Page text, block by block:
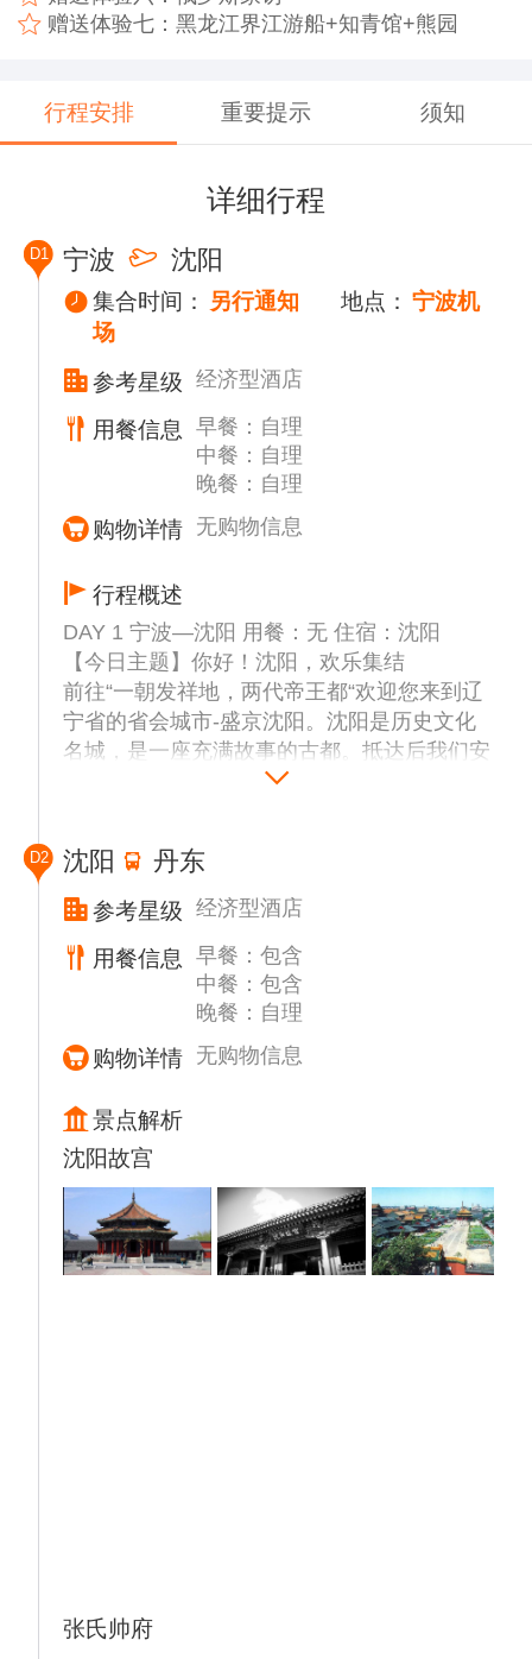
赠送体验七：黑龙江界江游船+知青馆+熊园
行程安排 重要提示 须知
详细行程
D1 宁波 沈阳
集合时间： 另行通知 地点： 宁波机
场
参考星级
经济型酒店
用餐信息
早餐：自理
中餐：自理
晚餐：自理
购物详情 无购物信息
行程概述
DAY 1 宁波—沈阳 用餐：无 住宿：沈阳
【今日主题】你好！沈阳，欢乐集结
前往“一朝发祥地，两代帝王都“欢迎您来到辽
宁省的省会城市-盛京沈阳。沈阳是历史文化
名城，是一座充满故事的古都。抵达后我们安
排专职司机车辆接您入住酒店。
酒店通常入住时间为集合日当天下午14:00。
如果你到的较早，酒店还没准备好房间的话，
您可以把行李寄存在前台，先去周边逛逛~
【旅游小提示】
①我们为您安排接机服务，我们会根据实际乘
坐人数，调整接机车型，由于大家抵达时间不
同，可能会存在不超过30min等待彼此的时
间，如介意可自理打车前往酒店。
②出团前1天会发送短信/出团通知书，告知入
住酒店及导游联系方式，若入住障碍，请第一
时间联系导游/确认单里的紧急联系人。
D2 沈阳 丹东
参考星级 经济型酒店
用餐信息
早餐：包含
中餐：包含
晚餐：自理
购物详情 无购物信息
景点解析
沈阳故宫
张氏帅府